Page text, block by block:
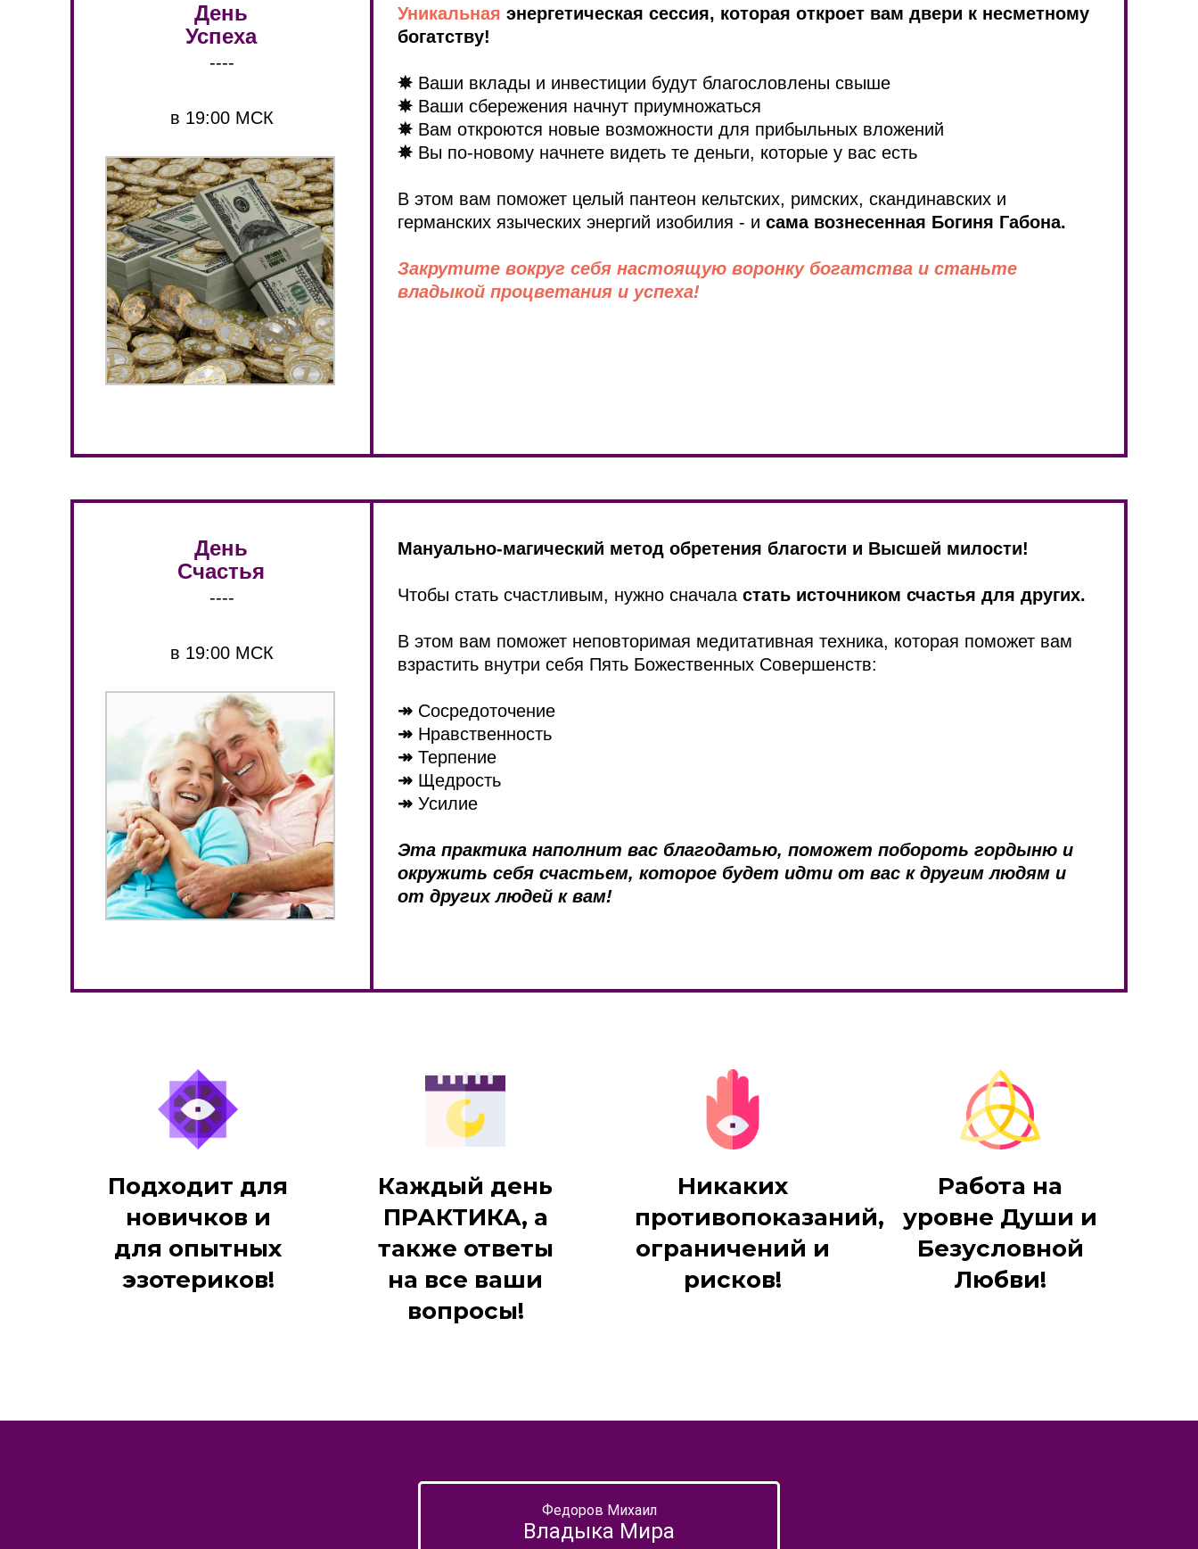
Уникальная энергетическая сессия, которая откроет вам двери к несметному
богатству!
✵ Ваши вклады и инвестиции будут благословлены свыше
✵ Ваши сбережения начнут приумножаться
✵ Вам откроются новые возможности для прибыльных вложений
✵ Вы по-новому начнете видеть те деньги, которые у вас есть
В этом вам поможет целый пантеон кельтских, римских, скандинавских и
германских языческих энергий изобилия - и сама вознесенная Богиня Габона.
Закрутите вокруг себя настоящую воронку богатства и станьте
владыкой процветания и успеха!
День
Успеха
----
в 19:00 МСК
Мануально-магический метод обретения благости и Высшей милости!
Чтобы стать счастливым, нужно сначала стать источником счастья для других.
В этом вам поможет неповторимая медитативная техника, которая поможет вам
взрастить внутри себя Пять Божественных Совершенств:
↠ Сосредоточение
↠ Нравственность
↠ Терпение
↠ Щедрость
↠ Усилие
Эта практика наполнит вас благодатью, поможет побороть гордыню и
окружить себя счастьем, которое будет идти от вас к другим людям и
от других людей к вам!
День
Счастья
----
в 19:00 МСК
Подходит для
новичков и
для опытных
эзотериков!
Каждый день
ПРАКТИКА, а
также ответы
на все ваши
вопросы!
Никаких
противопоказаний,
ограничений и
рисков!
Работа на
уровне Души и
Безусловной
Любви!
Федоров Михаил
Владыка Мира